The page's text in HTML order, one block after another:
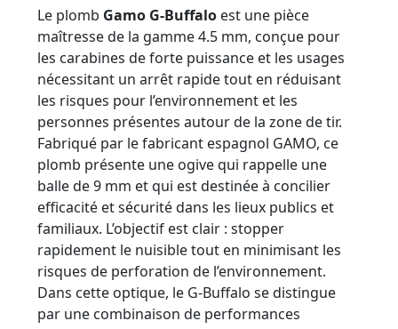
Le plomb Gamo G-Buffalo est une pièce
maîtresse de la gamme 4.5 mm, conçue pour
les carabines de forte puissance et les usages
nécessitant un arrêt rapide tout en réduisant
les risques pour l’environnement et les
personnes présentes autour de la zone de tir.
Fabriqué par le fabricant espagnol GAMO, ce
plomb présente une ogive qui rappelle une
balle de 9 mm et qui est destinée à concilier
efficacité et sécurité dans les lieux publics et
familiaux. L’objectif est clair : stopper
rapidement le nuisible tout en minimisant les
risques de perforation de l’environnement.
Dans cette optique, le G-Buffalo se distingue
par une combinaison de performances